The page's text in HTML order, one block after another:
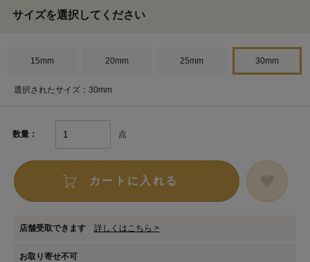
サイズを選択してください
15mm 20mm 25mm 30mm
選択されたサイズ：30mm
数量： 点
カートに入れる
店舗受取できます 詳しくはこちら >
お取り寄せ不可